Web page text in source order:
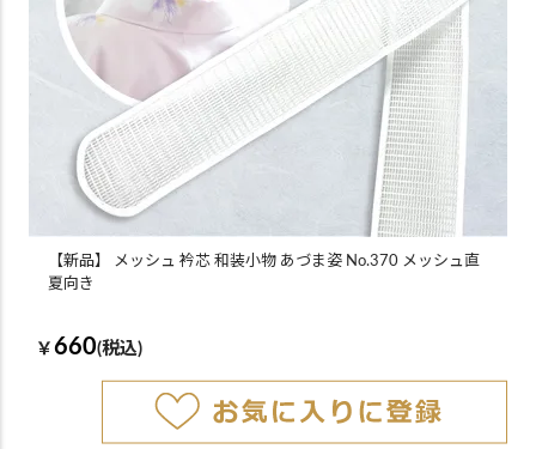
【新品】 メッシュ 衿芯 和装小物 あづま姿 No.370 メッシュ直
夏向き
￥ 660(税込)